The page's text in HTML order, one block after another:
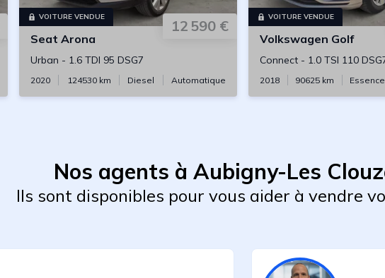
VOITURE VENDUE
12 590 €
Seat Arona
Urban - 1.6 TDI 95 DSG7
2020 124530km Diesel Automatique
VOITURE VENDUE
Volkswagen Golf
Connect - 1.0 TSI 110
2018 90625 km Essence
Nos agents à Aubigny-Les
Ils sont disponibles pour vous aider à vendre